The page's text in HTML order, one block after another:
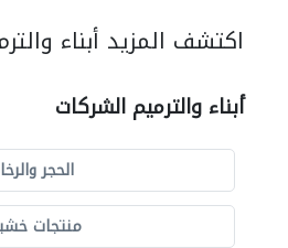
اكتشف المزيد أبناء
أبناء والترميم الشركات
الحجر
منتجات